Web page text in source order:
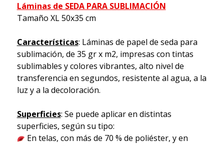
Láminas de SEDA PARA SUBLIMACIÓN
Tamaño XL 50x35 cm
Características: Láminas de papel de seda para
sublimación, de 35 gr x m2, impresas con tintas
sublimables y colores vibrantes, alto nivel de
transferencia en segundos, resistente al agua, a la
luz y a la decoloración.
Superficies: Se puede aplicar en distintas
superficies, según su tipo:
En telas, con más de 70 % de poliéster, y en